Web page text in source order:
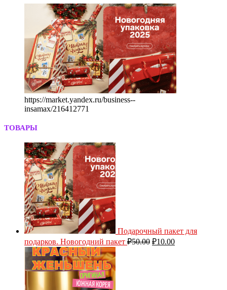
https://market.yandex.ru/business--
insamax/216412771
ТОВАРЫ
Подарочный пакет для
подарков. Новогодний пакет ₽50.00 ₽10.00